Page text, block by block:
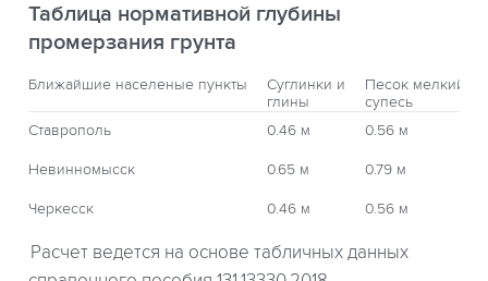
Таблица нормативной глубины
промерзания грунта
Ближайшие населеные пункты
Суглинки и
глины
Песок мелкий,
супесь
Ставрополь
0.46 м 0.56 м
Невинномысск 0.65 м 0.79 м
Черкесск 0.46 м 0.56 м
Расчет ведется на основе табличных данных